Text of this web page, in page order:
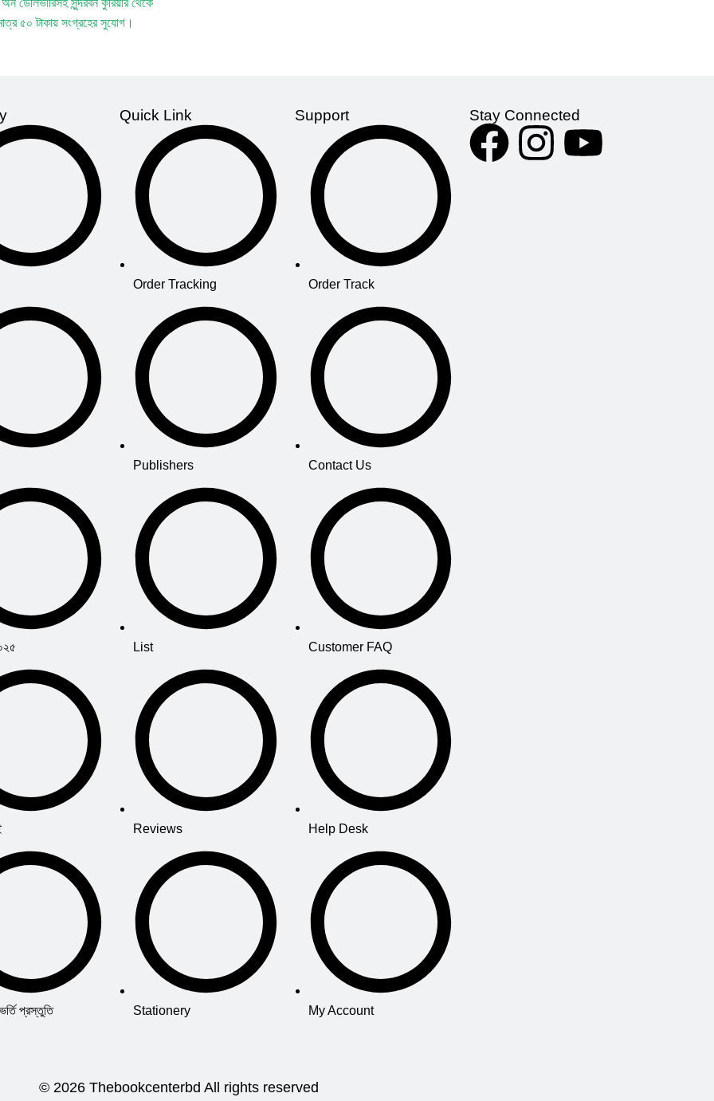
ডেলিভারিসহ সুন্দরবন কুরিয়ার থেকে
৫০ টাকায় সংগ্রহের সুযোগ।
July 2025 Number of
518 Country: Bangladesh
Language: Bangla
Country: Bangladesh Language:
Publisher :Phenom Publications
Category:বিভিন্ন জবEdition: 5th,
June 2026 Number of Pages:
3064 Country: Bangladesh
Language : Bengali/English
প্রস্তুতি
Quick Link
Order Tracking
Publishers
List
Reviews
Stationery
Support
Order Track
Contact Us
Customer FAQ
Help Desk
My Account
Stay Connected
© 2026 Thebookcenterbd All rights reserved